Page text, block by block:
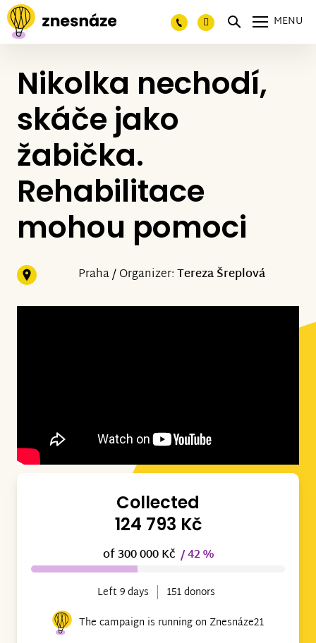
MENU
Nikolka nechodí,
skáče jako
žabička.
Rehabilitace
mohou pomoci
Praha / Organizer:Tereza Šreplová
Collected
124 793 Kč
of 300 000 Kč / 42 %
Left 9 days
151 donors
The campaign is running on Znesnáze21